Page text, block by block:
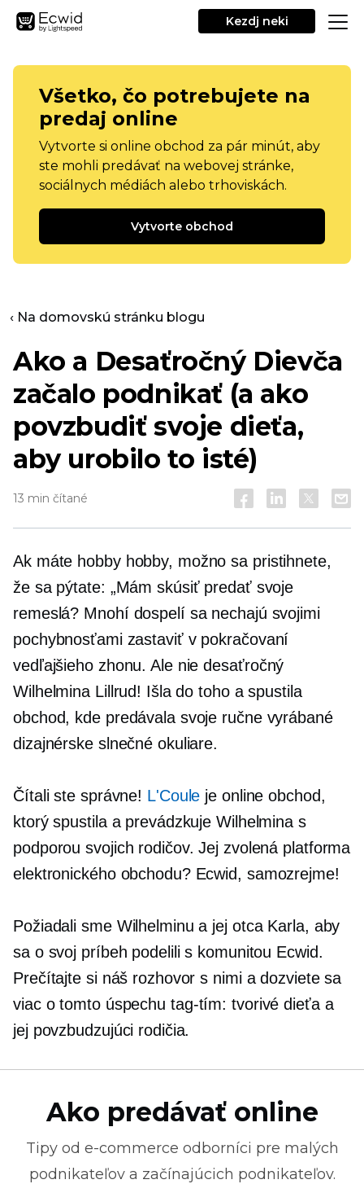
Kezdj neki
Všetko, čo potrebujete na
predaj online
Vytvorte si online obchod za pár minút, aby
ste mohli predávať na webovej stránke,
sociálnych médiách alebo trhoviskách.
Vytvorte obchod
‹ Na domovskú stránku blogu
Ako a DesaťročnýDievča
začalo podnikať (a ako
povzbudiť svoje dieťa,
aby urobilo to isté)
13 min čítané
Ak máte hobby hobby, možno sa pristihnete,
že sa pýtate: „Mám skúsiť predať svoje
remeslá? Mnohí dospelí sa nechajú svojimi
pochybnosťami zastaviť v pokračovaní
vedľajšieho zhonu. Ale niedesaťročný
Wilhelmina Lillrud! Išla do toho a spustila
obchod, kde predávala svoje ručne vyrábané
dizajnérske slnečné okuliare.
Čítali ste správne! L'Coule je online obchod,
ktorý spustila a prevádzkuje Wilhelmina s
podporou svojich rodičov. Jej zvolená platforma
elektronického obchodu? Ecwid, samozrejme!
Požiadali sme Wilhelminu a jej otca Karla, aby
sa o svoj príbeh podelili s komunitou Ecwid.
Prečítajte si náš rozhovor s nimi a dozviete sa
viac o tomto úspechu tag-tím: tvorivé dieťa a
jej povzbudzujúci rodičia.
Ako predávať online
Tipy od e-commerce odborníci pre malých
podnikateľov a začínajúcich podnikateľov.